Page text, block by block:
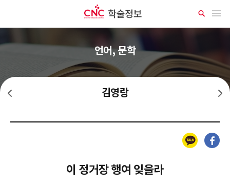
메뉴 열기
상
세
언어, 문학
김영랑 노천명
카카오톡 페이스북
이 정거장 행여 잊을라